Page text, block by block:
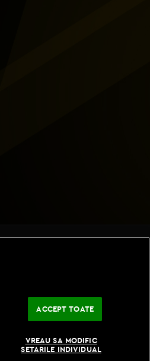
ACCEPT TOATE
VREAU SA MODIFIC
SETARILE INDIVIDUAL